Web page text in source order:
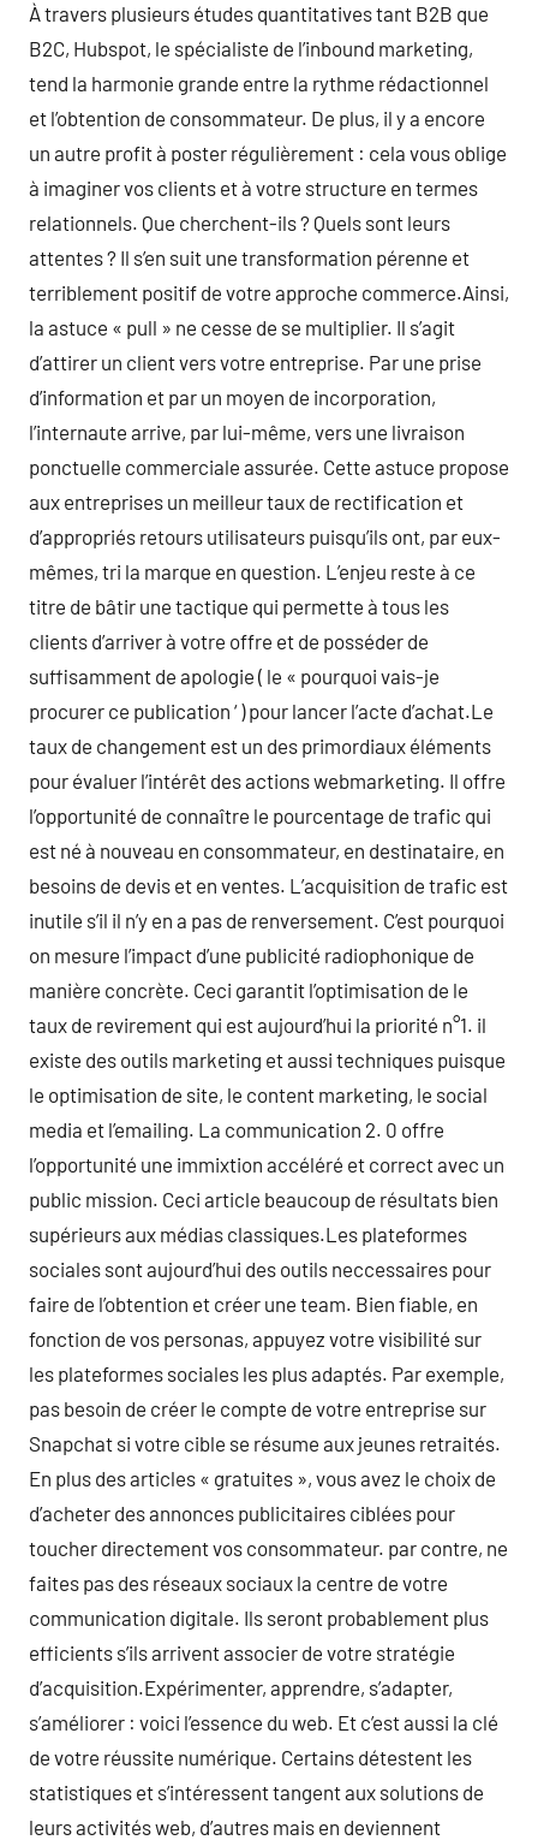
À travers plusieurs études quantitatives tant B2B que
B2C, Hubspot, le spécialiste de l’inbound marketing,
tend la harmonie grande entre la rythme rédactionnel
et l’obtention de consommateur. De plus, il y a encore
un autre profit à poster régulièrement : cela vous oblige
à imaginer vos clients et à votre structure en termes
relationnels. Que cherchent-ils ? Quels sont leurs
attentes ? Il s’en suit une transformation pérenne et
terriblement positif de votre approche commerce.Ainsi,
la astuce « pull » ne cesse de se multiplier. Il s’agit
d’attirer un client vers votre entreprise. Par une prise
d’information et par un moyen de incorporation,
l’internaute arrive, par lui-même, vers une livraison
ponctuelle commerciale assurée. Cette astuce propose
aux entreprises un meilleur taux de rectification et
d’appropriés retours utilisateurs puisqu’ils ont, par eux-
mêmes, tri la marque en question. L’enjeu reste à ce
titre de bâtir une tactique qui permette à tous les
clients d’arriver à votre offre et de posséder de
suffisamment de apologie ( le « pourquoi vais-je
procurer ce publication ‘ ) pour lancer l’acte d’achat.Le
taux de changement est un des primordiaux éléments
pour évaluer l’intérêt des actions webmarketing. Il offre
l’opportunité de connaître le pourcentage de trafic qui
est né à nouveau en consommateur, en destinataire, en
besoins de devis et en ventes. L’acquisition de trafic est
inutile s’il il n’y en a pas de renversement. C’est pourquoi
on mesure l’impact d’une publicité radiophonique de
manière concrète. Ceci garantit l’optimisation de le
taux de revirement qui est aujourd’hui la priorité n°1. il
existe des outils marketing et aussi techniques puisque
le optimisation de site, le content marketing, le social
media et l’emailing. La communication 2. 0 offre
l’opportunité une immixtion accéléré et correct avec un
public mission. Ceci article beaucoup de résultats bien
supérieurs aux médias classiques.Les plateformes
sociales sont aujourd’hui des outils neccessaires pour
faire de l’obtention et créer une team. Bien fiable, en
fonction de vos personas, appuyez votre visibilité sur
les plateformes sociales les plus adaptés. Par exemple,
pas besoin de créer le compte de votre entreprise sur
Snapchat si votre cible se résume aux jeunes retraités.
En plus des articles « gratuites », vous avez le choix de
d’acheter des annonces publicitaires ciblées pour
toucher directement vos consommateur. par contre, ne
faites pas des réseaux sociaux la centre de votre
communication digitale. Ils seront probablement plus
efficients s’ils arrivent associer de votre stratégie
d’acquisition.Expérimenter, apprendre, s’adapter,
s’améliorer : voici l’essence du web. Et c’est aussi la clé
de votre réussite numérique. Certains détestent les
statistiques et s’intéressent tangent aux solutions de
leurs activités web, d’autres mais en deviennent